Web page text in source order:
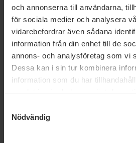
och annonserna till användarna,
för sociala medier och analysera
vidarebefordrar även sådana
information från din enhet till de
annons- och analysföretag som vi
Dessa kan i sin tur kombinera
information som du har
samlat in när du har använt deras
Nödvändig
23 mars 2023
Förbjud greenwashing
konsumentens rätt att
14 december 2022
Regeringen måste ta